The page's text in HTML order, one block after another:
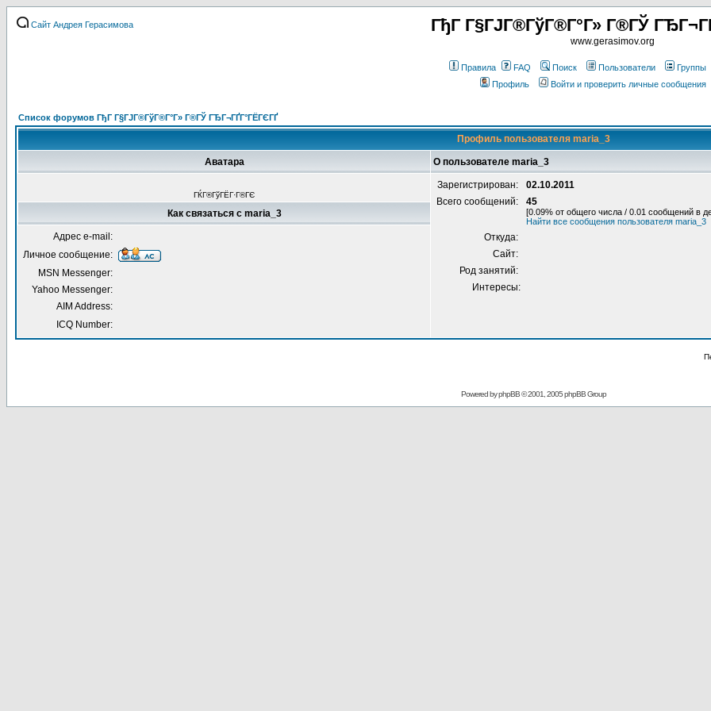
Сайт Андрея Герасимова ГђГ Г§ГЈГ®ГўГ®Г°Г» Г®ГЎ
www.gerasimov.org
Правила FAQ Поиск Пользователи Группы
Профиль
Войти и проверить личные сообщения
Список форумов ГђГ Г§ГЈГ®ГўГ®Г°Г» Г®ГЎ ГЂГ¬ГҐГ°ГЁГЄГҐ
Профиль пользователя maria_3
Аватара О пользователе maria_3
ГЌГ®ГўГЁГ·Г®ГЄ
Зарегистрирован:
02.10.2011
Всего сообщений:
45
[0.09% от общего числа / 0.01 сообщений в
Найти все сообщения пользователя maria_3
Откуда:
Сайт:
Род занятий:
Интересы:
Как связаться с maria_3
Адрес e-mail:
Личное сообщение:
MSN Messenger:
Yahoo Messenger:
AIM Address:
ICQ Number:
Powered byphpBB© 2001, 2005 phpBB Group